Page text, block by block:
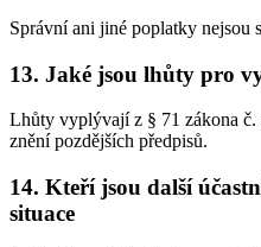
Správní ani jiné poplatky nejsou
13. Jaké jsou lhůty pro
Lhůty vyplývají z § 71 zákona č.
znění pozdějších předpisů.
14. Kteří jsou další
situace